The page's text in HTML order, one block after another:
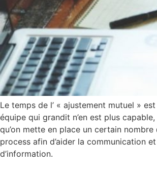
Le temps de l’ « ajustement mutuel »
équipe qui grandit n’en est plus
qu’on mette en place un certain
process afin d’aider la communication
d’information.